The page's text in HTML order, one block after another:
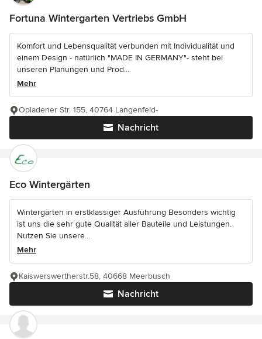
Fortuna Wintergarten Vertriebs GmbH
Komfort und Lebensqualität verbunden mit Individualität und
einem Design - natürlich "MADE IN GERMANY"- steht bei
unseren Planungen und Prod...
Mehr
Nachricht
Opladener Str. 155, 40764 Langenfeld-
Eco Wintergärten
Wintergärten in erstklassiger Ausführung Besonders wichtig
ist uns die sehr gute Qualität aller Bauteile und Leistungen.
Nutzen Sie unsere...
Mehr
Nachricht
Kaiswerswertherstr.58, 40668 Meerbusch